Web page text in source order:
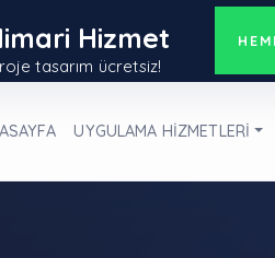
Hizmet
tasarım ücretsiz!
UYGULAMA HİZMETLERİ